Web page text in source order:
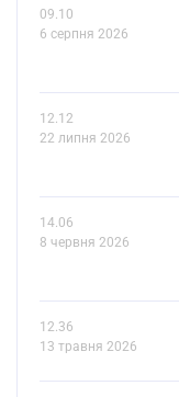
09.10
6 серпня 2026
12.12
22 липня 2026
14.06
8 червня 2026
12.36
13 травня 2026